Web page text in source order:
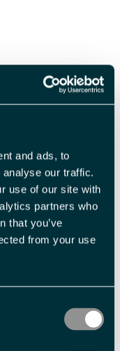
and ads, to
our traffic.
use of our site with
partners who
that you’ve
from your use
fordums glans.
tilmålte kvoter
vårt er
riktig sjeldne.